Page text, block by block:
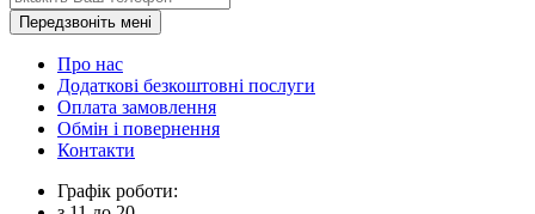
Передзвоніть мені
Про нас
Додаткові безкоштовні послуги
Оплата замовлення
Обмін і повернення
Контакти
Графік роботи: